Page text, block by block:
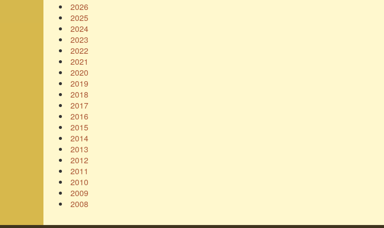
2026
2025
2024
2023
2022
2021
2020
2019
2018
2017
2016
2015
2014
2013
2012
2011
2010
2009
2008